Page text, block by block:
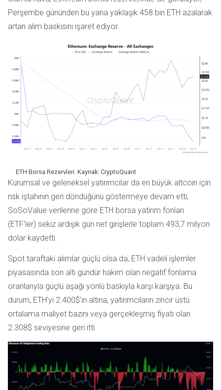
Perşembe gününden bu yana yaklaşık 458 bin ETH azalarak
artan alım baskısını işaret ediyor.
ETH Borsa Rezervleri. Kaynak: CryptoQuant
Kurumsal ve geleneksel yatırımcılar da en büyük altcoin için
risk iştahının geri döndüğünü göstermeye devam etti;
SoSoValue verilerine göre ETH borsa yatırım fonları
(ETF'ler) sekiz ardışık gün net girişlerle toplam 493,7 milyon
dolar kaydetti.
Spot taraftaki alımlar güçlü olsa da, ETH vadeli işlemler
piyasasında son altı gündür hakim olan negatif fonlama
oranlarıyla güçlü aşağı yönlü baskıyla karşı karşıya. Bu
durum, ETH'yi 2.400$'ın altına, yatırımcıların zincir üstü
ortalama maliyet bazını veya gerçekleşmiş fiyatı olan
2.308$ seviyesine geri itti.